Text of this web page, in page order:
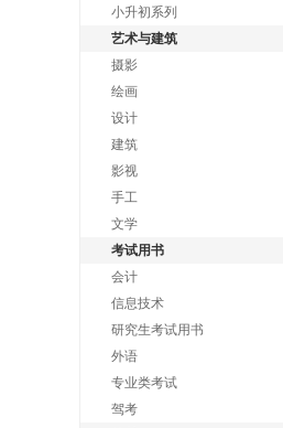
小升初系列
艺术与建筑
摄影
绘画
设计
建筑
影视
手工
文学
考试用书
会计
信息技术
研究生考试用书
外语
专业类考试
驾考